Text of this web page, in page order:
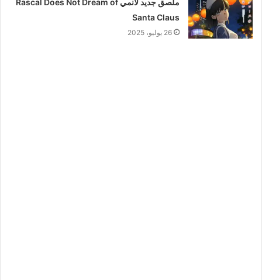
ملصق جديد لأنمي Rascal Does Not Dream of
Santa Claus
26 يوليو، 2025